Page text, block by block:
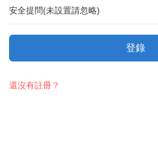
安全提問(未設置請忽略)
登錄
還沒有註冊？